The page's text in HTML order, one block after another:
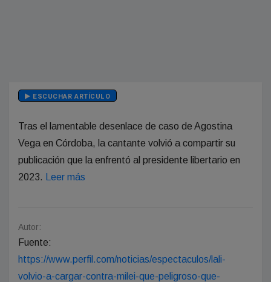
ESCUCHAR ARTÍCULO
Tras el lamentable desenlace de caso de Agostina
Vega en Córdoba, la cantante volvió a compartir su
publicación que la enfrentó al presidente libertario en
2023.
Leer más
Autor:
Fuente:
https://www.perfil.com/noticias/espectaculos/lali-
volvio-a-cargar-contra-milei-que-peligroso-que-